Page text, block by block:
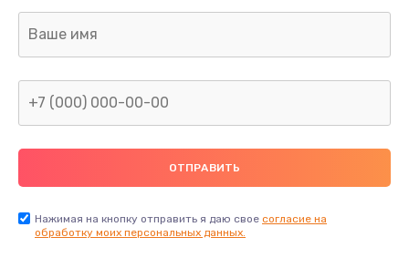
Заказать
Нет звука
800 руб.
Не видит флешку
400 руб.
Заказать
Нажимая на кнопку отправить я даю свое согласие на
обработку моих персональных данных.